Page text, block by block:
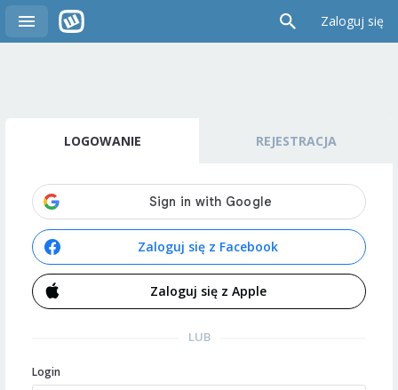
Zaloguj się
LOGOWANIE REJESTRACJA
Zaloguj się z Facebook
Zaloguj się z Apple
LUB
Login